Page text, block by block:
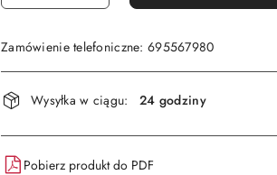
Zamówienie telefoniczne: 695567980
Dostępność
i
dostawa
Wysyłka w ciągu: 24 godziny
Pobierz produkt do PDF